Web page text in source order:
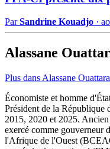
ParSandrine Kouadjo ·
Alassane
Plus dans Alassane
Économiste et homme
Président de la République
2015, 2020 et 2025.
exercé comme gouverneur
l'Afrique de l'Ouest